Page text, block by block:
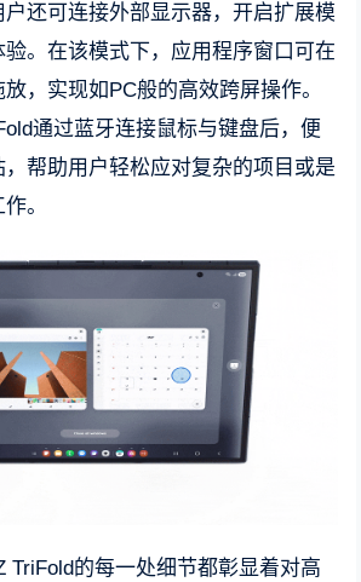
还可连接外部显示器，开启扩展模
。在该模式下，应用程序窗口可在
，实现如PC般的高效跨屏操作。
通过蓝牙连接鼠标与键盘后，便
帮助用户轻松应对复杂的项目或是
。
TriFold的每一处细节都彰显着对高